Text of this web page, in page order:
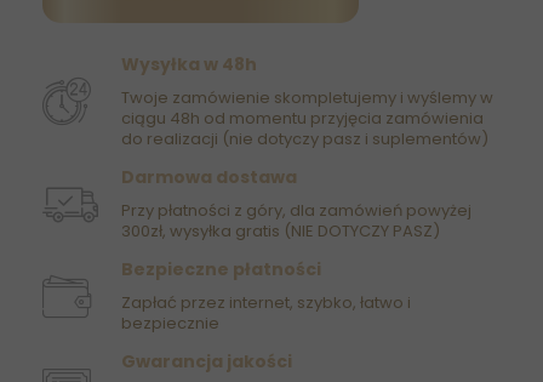
Wysyłka w 48h
Twoje zamówienie skompletujemy i wyślemy w
ciągu 48h od momentu przyjęcia zamówienia
do realizacji (nie dotyczy pasz i suplementów)
Darmowa dostawa
Przy płatności z góry, dla zamówień powyżej
300zł, wysyłka gratis (NIE DOTYCZY PASZ)
Bezpieczne płatności
Zapłać przez internet, szybko, łatwo i
bezpiecznie
Gwarancja jakości